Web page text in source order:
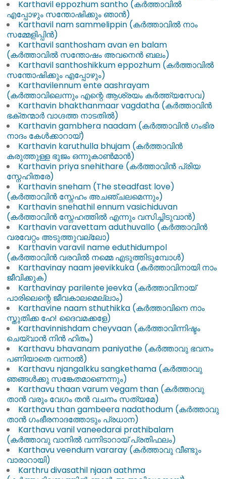
Karthavil eppozhum santho (കർത്താവിൽ
എപ്പോഴും സന്തോഷിക്കും ഞാൻ)
Karthavil nam sammelippin (കർത്താവിൽ നാം
സമ്മേളിപ്പിൻ)
Karthavil santhosham avan en balam
(കർത്താവിൽ സന്തോഷം അവനെൻ ബലം)
Karthavil santhoshikkum eppozhum (കർത്താവിൽ
സന്തോഷിക്കും എപ്പോഴും)
Karthavilennum ente aashrayam
(കർത്താവിലെന്നും എന്റെ ആശ്രയം കർത്ത്യസേവ)
Karthavin bhakthanmaar vagdatha (കർത്താവിൻ
ഭക്തന്മാർ വാഗ്ദത്ത നാടതിൽ)
Karthavin gambhera naadam (കർത്താവിൻ ഗംഭിര
നാദം കേൾക്കാറായ്)
Karthavin karuthulla bhujam (കർത്താവിൻ
കരുത്തുള്ള ഭുജം ഒന്നുകാൺമാൻ)
Karthavin priya snehithare (കർത്താവിൻ പ്രിയ
സ്നേഹിതരേ)
Karthavin sneham (The steadfast love)
(കർത്താവിൻ സ്നേഹം അചഞ്ചലമെന്നും)
Karthavin snehathil ennum vasichiduvan
(കർത്താവിൻ സ്നേഹത്തിൽ എന്നും വസിച്ചിടുവാൻ)
Karthavin varavettam aduthuvallo (കർത്താവിൻ
വരവേറ്റം അടുത്തുവല്ലോ)
Karthavin varavil name eduthidumpol
(കർത്താവിൻ വരവിൽ നമ്മെ എടുത്തിടുമ്പോൾ)
Karthavinay naam jeevikkuka (കർത്താവിനായി നാം
ജീവിക്കുക)
Karthavinay parilente jeevka (കർത്താവിനായ്
പാരിലെന്റെ ജീവകാലമെല്ലാം)
Karthavine naam sthuthikka (കർത്താവിനെ നാം
സ്തുതിക്ക ഹേ! ദൈവമക്കളേ)
Karthavinnishdam cheyvaan (കർത്താവിന്നിഷ്ടം
ചെയ്വാൻ നിൻ ഹിതം)
Karthavu bhavanam paniyathe (കർത്താവു ഭവനം
പണിയാതെ വന്നാൽ)
Karthavu njangalkku sangkethama (കർത്താവു
ഞങ്ങൾക്കു സങ്കേതമാണെന്നും)
Karthavu thaan varum vegam than (കർത്താവു
താൻ വരും വേഗം തൻ വചനം സത്യമേ)
Karthavu than gambeera nadathodum (കർത്താവു
താൻ ഗംഭീരനാദത്തോടും പ്രധാന)
Karthavu vanil vaneedarai prathibalam
(കർത്താവു വാനിൽ വന്നിടാറായ് പ്രതിഫലം)
Karthavu veendum vararay (കർത്താവു വീണ്ടും
വാരാറായി)
Karthru divasathil njaan aathma